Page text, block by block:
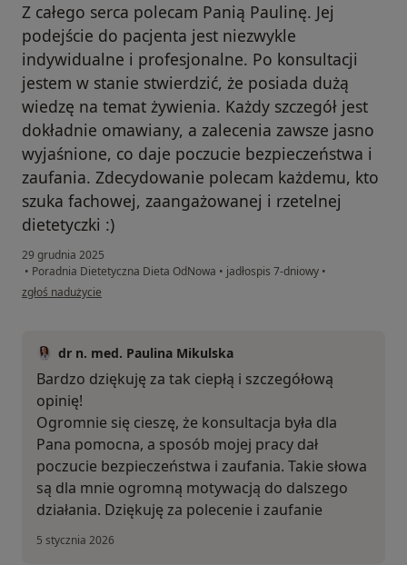
Z całego serca polecam Panią Paulinę. Jej
podejście do pacjenta jest niezwykle
indywidualne i profesjonalne. Po konsultacji
jestem w stanie stwierdzić, że posiada dużą
wiedzę na temat żywienia. Każdy szczegół jest
dokładnie omawiany, a zalecenia zawsze jasno
wyjaśnione, co daje poczucie bezpieczeństwa i
zaufania. Zdecydowanie polecam każdemu, kto
szuka fachowej, zaangażowanej i rzetelnej
dietetyczki :)
29 grudnia 2025
• Poradnia Dietetyczna Dieta OdNowa • jadłospis 7-dniowy •
w opinii użytkownika Olgierd
zgłoś nadużycie
dr n. med. Paulina Mikulska
Bardzo dziękuję za tak ciepłą i szczegółową
opinię!
Ogromnie się cieszę, że konsultacja była dla
Pana pomocna, a sposób mojej pracy dał
poczucie bezpieczeństwa i zaufania. Takie słowa
są dla mnie ogromną motywacją do dalszego
działania. Dziękuję za polecenie i zaufanie
5 stycznia 2026